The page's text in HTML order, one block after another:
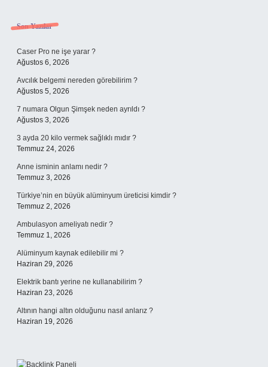
Sidebar
Son Yazılar
Caser Pro ne işe yarar ?
Ağustos 6, 2026
Avcılık belgemi nereden görebilirim ?
Ağustos 5, 2026
7 numara Olgun Şimşek neden ayrıldı ?
Ağustos 3, 2026
3 ayda 20 kilo vermek sağlıklı mıdır ?
Temmuz 24, 2026
Anne isminin anlamı nedir ?
Temmuz 3, 2026
Türkiye’nin en büyük alüminyum üreticisi kimdir ?
Temmuz 2, 2026
Ambulasyon ameliyatı nedir ?
Temmuz 1, 2026
Alüminyum kaynak edilebilir mi ?
Haziran 29, 2026
Elektrik bantı yerine ne kullanabilirim ?
Haziran 23, 2026
Altının hangi altın olduğunu nasıl anlarız ?
Haziran 19, 2026